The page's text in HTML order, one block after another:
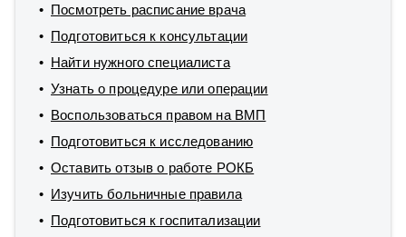
Посмотреть расписание врача
Подготовиться к консультации
Найти нужного специалиста
Узнать о процедуре или операции
Воспользоваться правом на ВМП
Подготовиться к исследованию
Оставить отзыв о работе РОКБ
Изучить больничные правила
Подготовиться к госпитализации